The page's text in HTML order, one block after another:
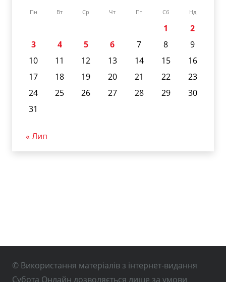
Пн Вт Ср Чт Пт Сб Нд
1
2
3
4 5 6 7 8
9
10
11 12 13 14 15
16
17
18 19 20 21 22
23
24
25 26 27 28 29
30
31
« Лип
© Використання матеріалів з інтернет-видання
Субота Онлайн дозволяється лише за умови